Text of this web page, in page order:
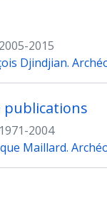
2005-2015
Djindjian.
publications
1971-2004
Maillard.